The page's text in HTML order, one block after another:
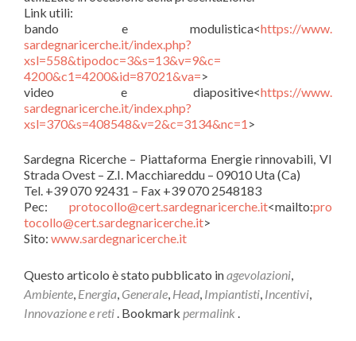
Link utili:
bando e modulistica<https://www.
sardegnaricerche.it/index.php?
xsl=558&tipodoc=3&s=13&v=9&c=
4200&c1=4200&id=87021&va=>
video e diapositive<https://www.
sardegnaricerche.it/index.php?
xsl=370&s=408548&v=2&c=3134&nc=1 >
Sardegna Ricerche – Piattaforma Energie rinnovabili, VI
Strada Ovest – Z.I. Macchiareddu – 09010 Uta (Ca)
Tel. +39 070 92431 – Fax +39 070 2548183
Pec: protocollo@cert.sardegnaricerche.it<mailto:pro
tocollo@cert.sardegnaricerche.it>
Sito: www.sardegnaricerche.it
Questo articolo è stato pubblicato inagevolazioni,
Ambiente, Energia, Generale, Head, Impiantisti, Incentivi,
Innovazione e reti . Bookmark permalink .